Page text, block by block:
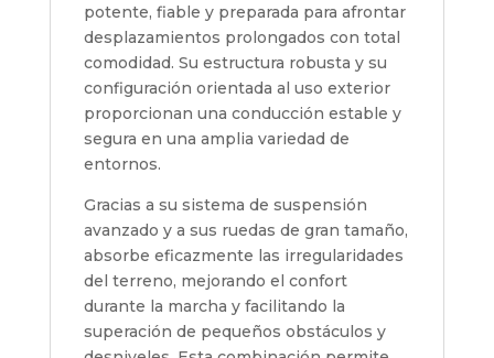
potente, fiable y preparada para afrontar
desplazamientos prolongados con total
comodidad. Su estructura robusta y su
configuración orientada al uso exterior
proporcionan una conducción estable y
segura en una amplia variedad de
entornos.
Gracias a su sistema de suspensión
avanzado y a sus ruedas de gran tamaño,
absorbe eficazmente las irregularidades
del terreno, mejorando el confort
durante la marcha y facilitando la
superación de pequeños obstáculos y